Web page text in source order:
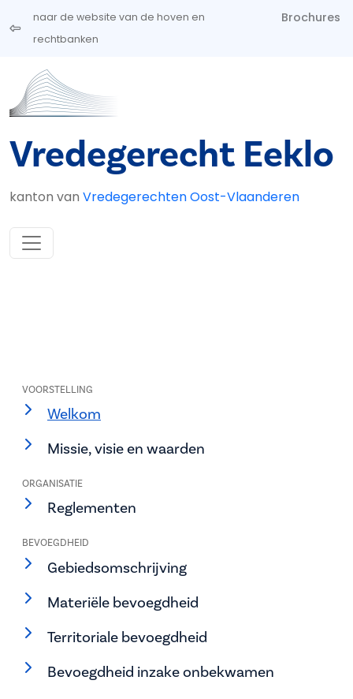
Overslaan en naar de inhoud gaan
naar de website van de hoven en
rechtbanken
Brochures
Vredegerecht Eeklo
kanton van Vredegerechten Oost-Vlaanderen
VOORSTELLING
Welkom
Missie, visie en waarden
ORGANISATIE
Reglementen
BEVOEGDHEID
Gebiedsomschrijving
Materiële bevoegdheid
Territoriale bevoegdheid
Bevoegdheid inzake onbekwamen